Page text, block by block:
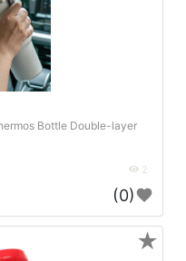
Bottle Double-layer
2
(0)
★